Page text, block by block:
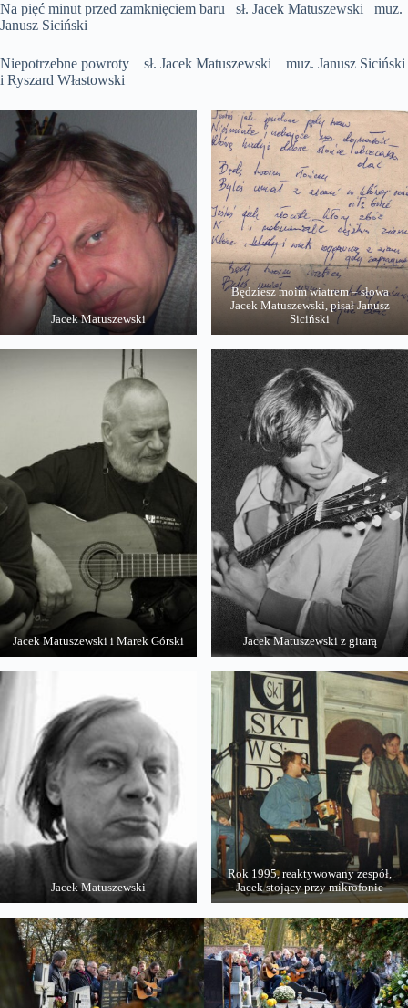
Na pięć minut przed zamknięciem baru sł. Jacek Matuszewski muz.
Janusz Siciński
Niepotrzebne powroty sł. Jacek Matuszewski muz. Janusz Siciński
i Ryszard Włastowski
Jacek Matuszewski
Będziesz moim wiatrem – słowa
Jacek Matuszewski, pisał Janusz
Siciński
Jacek Matuszewski i Marek Górski Jacek Matuszewski z gitarą
Jacek Matuszewski
Rok 1995, reaktywowany zespół,
Jacek stojący przy mikrofonie